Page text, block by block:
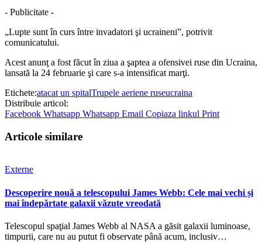
- Publicitate -
„Lupte sunt în curs între invadatori şi ucraineni”, potrivit
comunicatului.
Acest anunţ a fost făcut în ziua a şaptea a ofensivei ruse din Ucraina,
lansată la 24 februarie şi care s-a intensificat marţi.
Etichete:atacat un spitalTrupele aeriene ruseucraina
Distribuie articol:
Facebook Whatsapp Whatsapp Email Copiaza linkul Print
Articole similare
Externe
Descoperire nouă a telescopului James Webb: Cele mai vechi și
mai îndepărtate galaxii văzute vreodată
Telescopul spaţial James Webb al NASA a găsit galaxii luminoase,
timpurii, care nu au putut fi observate până acum, inclusiv…